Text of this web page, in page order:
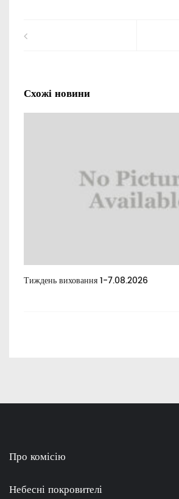
Схожі новини
Тиждень виховання 1-7.08.2026
Про комісію
Небесні покровителі